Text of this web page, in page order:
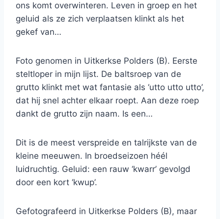
ons komt overwinteren. Leven in groep en het
geluid als ze zich verplaatsen klinkt als het
gekef van…
Foto genomen in Uitkerkse Polders (B). Eerste
steltloper in mijn lijst. De baltsroep van de
grutto klinkt met wat fantasie als ‘utto utto utto’,
dat hij snel achter elkaar roept. Aan deze roep
dankt de grutto zijn naam. Is een…
Dit is de meest verspreide en talrijkste van de
kleine meeuwen. In broedseizoen héél
luidruchtig. Geluid: een rauw ‘kwarr’ gevolgd
door een kort ‘kwup’.
Gefotografeerd in Uitkerkse Polders (B), maar